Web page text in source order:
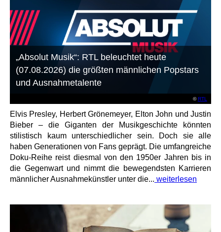
©RTL
„Absolut Musik“: RTL beleuchtet heute
(07.08.2026) die größten männlichen Popstars
und Ausnahmetalente
Elvis Presley, Herbert Grönemeyer, Elton John und Justin
Bieber – die Giganten der Musikgeschichte könnten
stilistisch kaum unterschiedlicher sein. Doch sie alle
haben Generationen von Fans geprägt. Die umfangreiche
Doku-Reihe reist diesmal von den 1950er Jahren bis in
die Gegenwart und nimmt die bewegendsten Karrieren
männlicher Ausnahmekünstler unter die... weiterlesen